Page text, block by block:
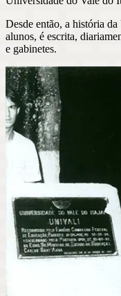
Desde então, a história
alunos, é escrita,
e gabinetes.